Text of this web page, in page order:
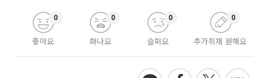
좋아요
0
화나요
0
슬퍼요
0
추가취재 원해요
0